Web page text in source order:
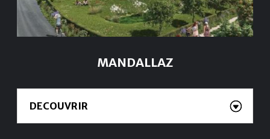
MANDALLAZ
DECOUVRIR